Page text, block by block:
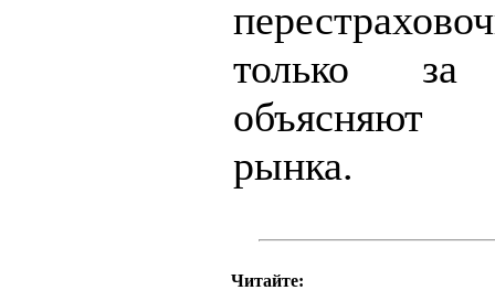
только
объясняют
рынка.
Читайте: